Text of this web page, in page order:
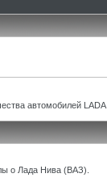
автомобилей LADA.
о Лада Нива (ВАЗ).